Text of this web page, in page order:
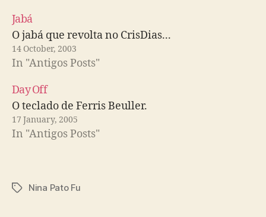
Jabá
O jabá que revolta no CrisDias...
14 October, 2003
In "Antigos Posts"
Day Off
O teclado de Ferris Beuller.
17 January, 2005
In "Antigos Posts"
TagsNina Pato Fu